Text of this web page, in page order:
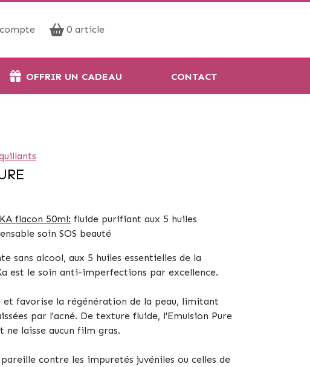
0 article
OFFRIR UN CADEAU CONTACT
flacon 50ml: fluide purifiant aux 5 huiles
soin SOS beauté
sans alcool, aux 5 huiles essentielles de la
est le soin anti-imperfections par excellence.
et favorise la régénération de la peau, limitant
par l'acné. De texture fluide, l'Emulsion Pure
laisse aucun film gras.
contre les impuretés juvéniles ou celles de